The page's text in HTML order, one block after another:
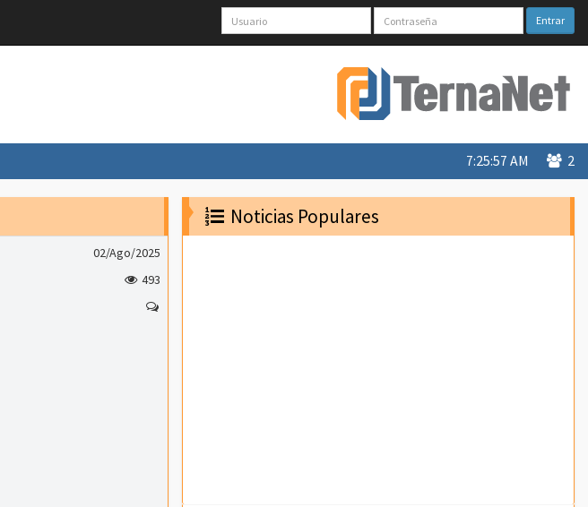
Entrar
2
7:25:57 AM
02/Ago/2025
493
Noticias Populares